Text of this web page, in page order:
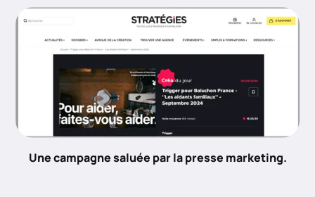
Une campagne saluée par la presse marketing.